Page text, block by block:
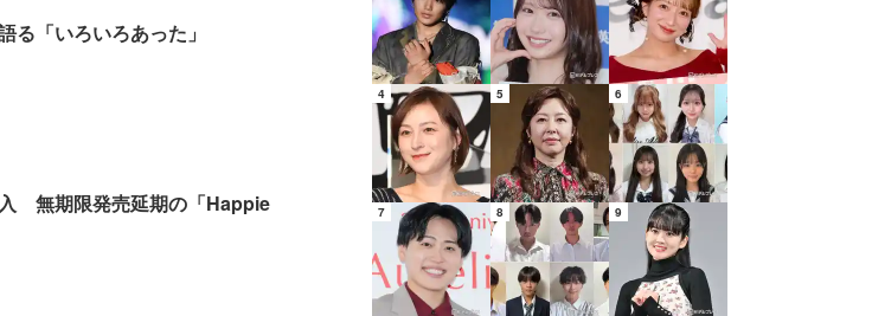
る「いろいろあった」
無期限発売延期の「Happie
4 5 6
7 8 9